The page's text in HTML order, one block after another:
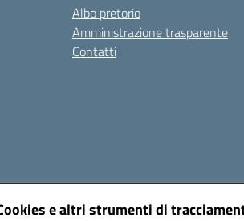
e altri strumenti di
Albo pretorio
Amministrazione trasparente
Contatti